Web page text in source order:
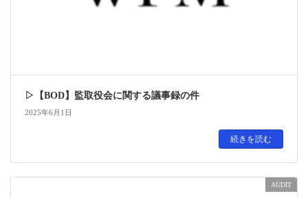
▷【BOD】監取役会に関する議事録の件
2025年6月1日
続きを読む
AUDIT